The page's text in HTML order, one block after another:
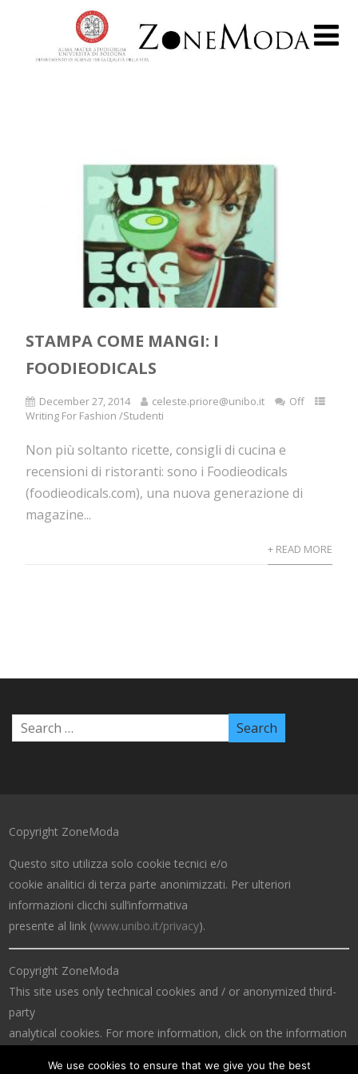
STAMPA COME MANGI: I
FOODIEODICALS
December 27, 2014 celeste.priore@unibo.it
Off
Writing For Fashion /Studenti
Non più soltanto ricette, consigli di cucina e
recensioni di ristoranti: sono i Foodieodicals
(foodieodicals.com), una nuova generazione di
magazine...
+ READ MORE
Copyright ZoneModa
Questo sito utilizza solo cookie tecnici e/o
cookie analitici di terza parte anonimizzati. Per ulteriori
informazioni clicchi sull’informativa
presente al link (www.unibo.it/privacy).
Copyright ZoneModa
This site uses only technical cookies and / or anonymized third-
party
analytical cookies. For more information, click on the information
We use cookies to ensure that we give you the best